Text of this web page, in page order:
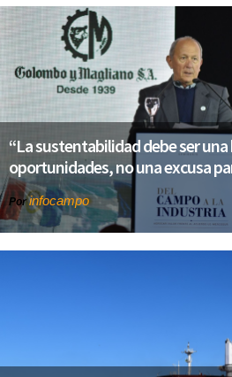
“La sustentabilidad debe ser
oportunidades, no una excusa
Porinfocampo